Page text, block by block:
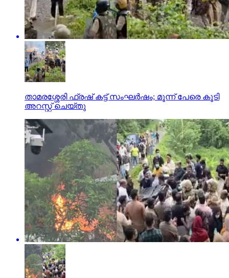
താമരശ്ശേരി ഫ്രഷ് കട്ട് സംഘര്‍ഷം; മൂന്ന് പേരെ കൂടി
അറസ്റ്റ് ചെയ്തു